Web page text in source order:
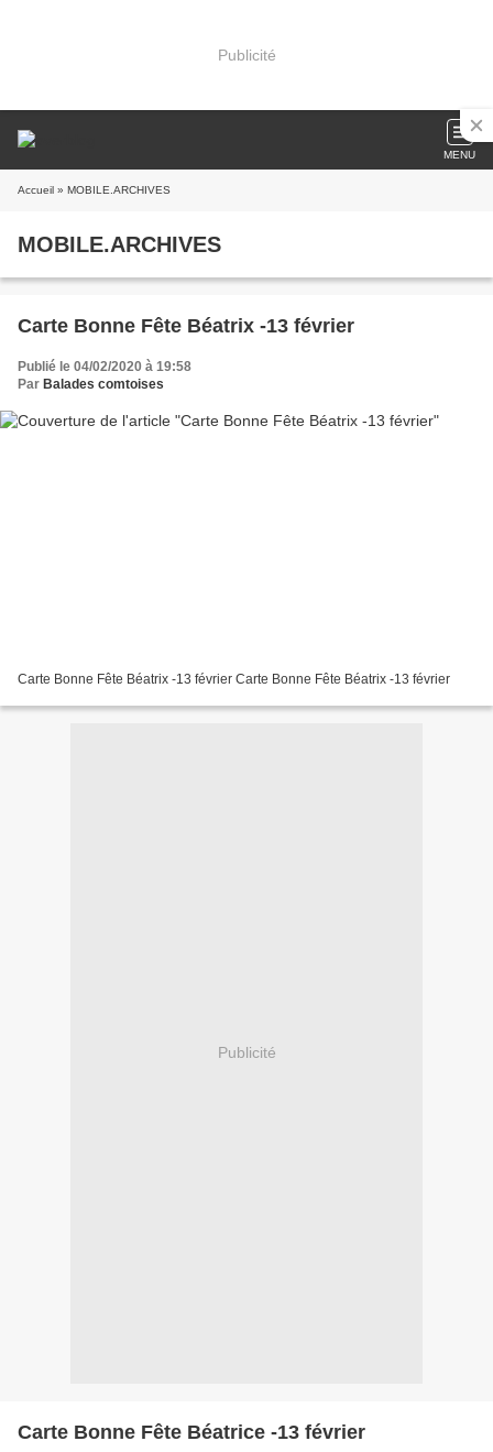
Publicité
MENU
Accueil » MOBILE.ARCHIVES
MOBILE.ARCHIVES
Carte Bonne Fête Béatrix -13 février
Publié le 04/02/2020 à 19:58
Par Balades comtoises
Carte Bonne Fête Béatrix -13 février Carte Bonne Fête Béatrix -13 février
Publicité
Carte Bonne Fête Béatrice -13 février